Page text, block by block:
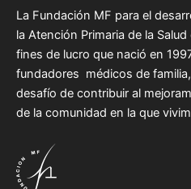
La Fundación MF para el
la Atención Primaria de la
fines de lucro que nació en
fundadores médicos de
desafío de contribuir al
de la comunidad en la que